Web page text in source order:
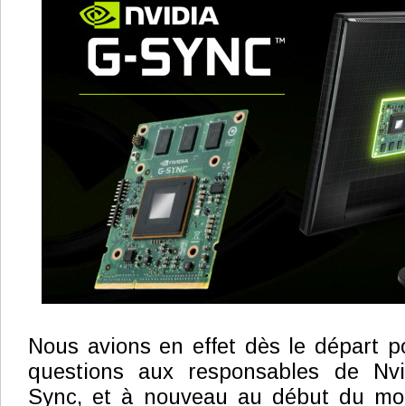
Nous avions en effet dès le départ
questions aux responsables de
Sync, et à nouveau au début du